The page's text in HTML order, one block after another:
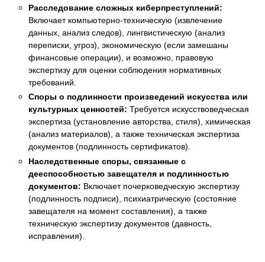
Расследование сложных киберпреступлений:
Включает компьютерно-техническую (извлечение
данных, анализ следов), лингвистическую (анализ
переписки, угроз), экономическую (если замешаны
финансовые операции), и возможно, правовую
экспертизу для оценки соблюдения нормативных
требований.
Споры о подлинности произведений искусства или
культурных ценностей: Требуется искусствоведческая
экспертиза (установление авторства, стиля), химическая
(анализ материалов), а также техническая экспертиза
документов (подлинность сертификатов).
Наследственные споры, связанные с
дееспособностью завещателя и подлинностью
документов: Включает почерковедческую экспертизу
(подлинность подписи), психиатрическую (состояние
завещателя на момент составления), а также
техническую экспертизу документов (давность,
исправления).